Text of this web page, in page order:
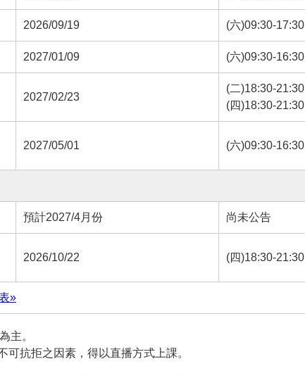
2026/09/19 (六)09:30-17:30
2027/01/09 (六)09:30-16:30
2027/02/23
(二)18:30-21:30
(四)18:30-21:30
2027/05/01 (六)09:30-16:30
預計2027/4月份 尚未公告
2026/10/22 (四)18:30-21:30
»
主。
抗拒之因素，得以直播方式上課。